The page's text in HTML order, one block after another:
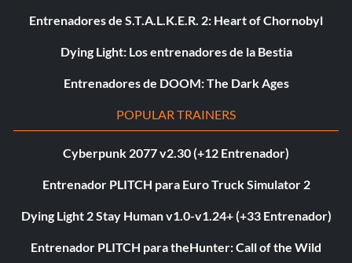
Entrenadores de S.T.A.L.K.E.R. 2: Heart of Chornobyl
Dying Light: Los entrenadores de la Bestia
Entrenadores de DOOM: The Dark Ages
POPULAR TRAINERS
Cyberpunk 2077 v2.30 (+12 Entrenador)
Entrenador PLITCH para Euro Truck Simulator 2
Dying Light 2 Stay Human v1.0-v1.24+ (+33 Entrenador)
Entrenador PLITCH para theHunter: Call of the Wild